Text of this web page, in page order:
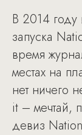
В 2014 году
запуска
время
местах на
нет ничего
it – мечтай,
девиз